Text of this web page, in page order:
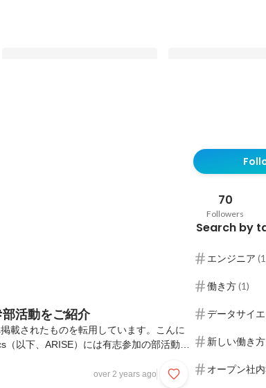
Latest
活動をご紹介
載されたものを転用しています。こんに
以下、ARISE）には有志参加の部活動が
ます。気になる部活動が沢山あるのです
over 2 years ago
70
Followers
Search by
エンジニア (1
働き方(1)
データサイ
新しい働き方
オープン社